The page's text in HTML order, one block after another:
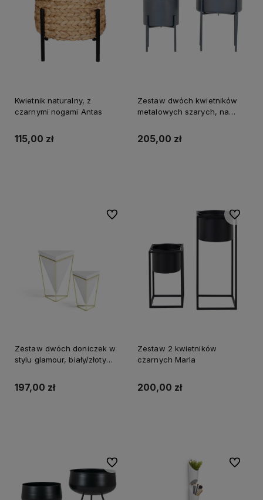
Kwietnik naturalny, z
czarnymi nogami Antas
115,00 zł
Zestaw dwóch kwietników
metalowych szarych, na
205,00 zł
Zestaw dwóch doniczek w
stylu glamour, biały/złoty
197,00 zł
Do ulubionych
Zestaw 2 kwietników
czarnych Marla
200,00 zł
Do
Do ulubionych Do